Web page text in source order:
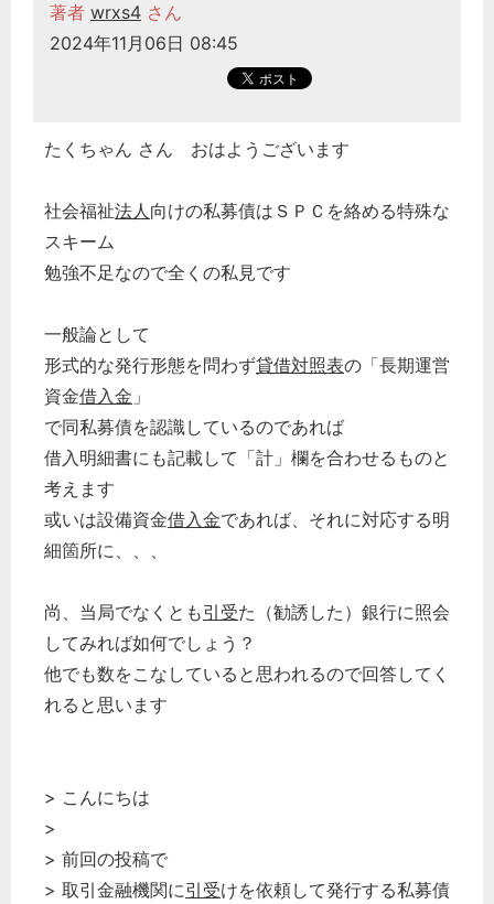
著者 wrxs4 さん
2024年11月06日 08:45
たくちゃん さん おはようございます
社会福祉法人向けの私募債はＳＰＣを絡める特殊な
スキーム
勉強不足なので全くの私見です
一般論として
形式的な発行形態を問わず貸借対照表の「長期運営
資金借入金 」
で同私募債を認識しているのであれば
借入明細書にも記載して「計」欄を合わせるものと
考えます
或いは設備資金借入金であれば、それに対応する明
細箇所に、、、
尚、当局でなくとも引受た（勧誘した）銀行に照会
してみれば如何でしょう？
他でも数をこなしていると思われるので回答してく
れると思います
> こんにちは
>
> 前回の投稿で
> 取引金融機関に引受けを依頼して発行する私募債